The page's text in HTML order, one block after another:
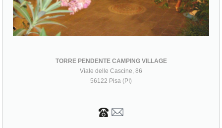
TORRE PENDENTE CAMPING VILLAGE
Viale delle Cascine, 86
56122 Pisa (PI)